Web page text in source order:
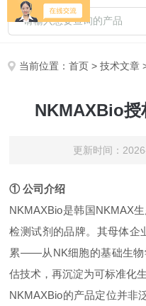
当前位置：首页 >技术文章
NKMAXBio授
更新时间：
① 公司介绍
NKMAXBio是韩国NKMAX
检测试剂的品牌。其母体企
累——从NK细胞的基础生物
估技术，再沉淀为可标准化
NKMAXBio的产品定位并非